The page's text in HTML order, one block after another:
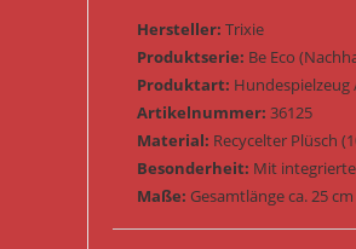
Hersteller: Trixie
Produktserie: Be Eco
Produktart: Hundespielzeug
Artikelnummer: 36125
Material: Recycelter Plüsch
Besonderheit: Mit
Maße: Gesamtlänge ca. 25 cm